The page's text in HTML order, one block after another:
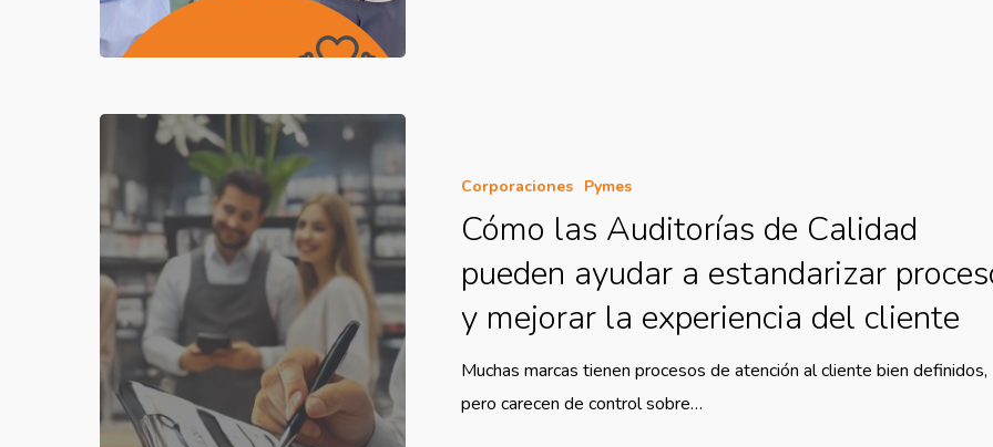
Corporaciones Pymes
Cómo las Auditorías de Calidad
pueden ayudar a estandarizar
y mejorar la experiencia del cliente
Muchas marcas tienen procesos de atención al cliente bien definidos,
pero carecen de control sobre…